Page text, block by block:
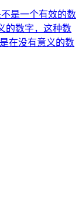
是一个有效的数
的数字，这种数
在没有意义的数